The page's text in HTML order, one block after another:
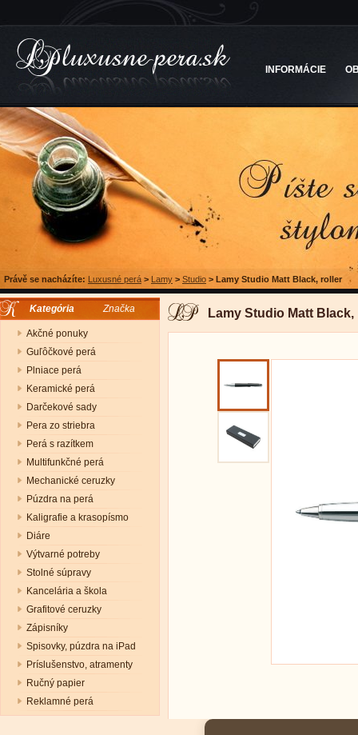
INFORMÁCIE
Právě se nacházíte: Luxusné perá > Lamy > Studio > Lamy Studio Matt Black, roller
Kategória Značka
Akčné ponuky
Guľôčkové perá
Plniace perá
Keramické perá
Darčekové sady
Pera zo striebra
Perá s razítkem
Multifunkčné perá
Mechanické ceruzky
Púzdra na perá
Kaligrafie a krasopísmo
Diáre
Výtvarné potreby
Stolné súpravy
Kancelária a škola
Grafitové ceruzky
Zápisníky
Spisovky, púzdra na iPad
Príslušenstvo, atramenty
Ručný papier
Reklamné perá
Lamy Studio Matt Black,